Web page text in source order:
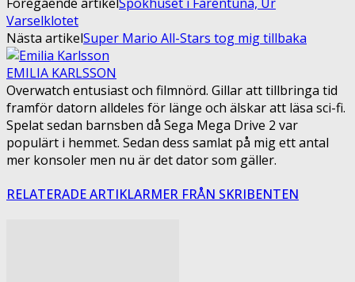
Varselklotet
Nästa artikelSuper Mario All-Stars tog mig tillbaka
EMILIA KARLSSON
Overwatch entusiast och filmnörd. Gillar att tillbringa tid
framför datorn alldeles för länge och älskar att läsa sci-fi.
Spelat sedan barnsben då Sega Mega Drive 2 var
populärt i hemmet. Sedan dess samlat på mig ett antal
mer konsoler men nu är det dator som gäller.
RELATERADE ARTIKLARMER FRÅN SKRIBENTEN